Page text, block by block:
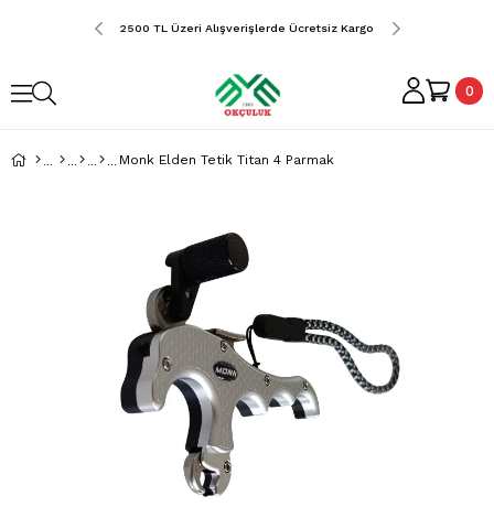
Ücretsiz Kargo 2500 TL Üzeri Alışverişlerde Ücretsiz Kargo 2500 TL Üzeri
0
Monk Elden Tetik Titan 4 Parmak